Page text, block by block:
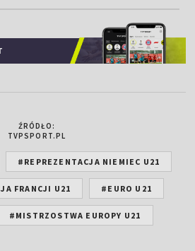
ŹRÓDŁO:
TVPSPORT.PL
#REPREZENTACJA NIEMIEC U21
FRANCJI U21 #EURO U21
#MISTRZOSTWA EUROPY U21